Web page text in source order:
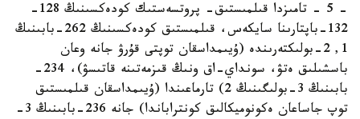
- 5 - تامىزدا قىلمىستىق- پروتسەستىك كودەكسىنىڭ 128-
132-باپتارىنا سايكەس، قىلمىستىق كودەكسىنىڭ 262-بابىنىڭ
1, 2-بولىكتەرىندە (ۇيىمداسقان توپتى قۇرۋ جانە وعان
باسشىلىق ەتۋ، سونداي-اق ونىڭ قىزمەتىنە قاتىسۋ)، 234-
بابىنىڭ 3-بولىگىنىڭ 2) تارماعىندا (ۇيىمداسقان قىلمىستىق
توپ جاساعان ەكونوميكالىق كونتراباندا) جانە 236-بابىنىڭ 3-